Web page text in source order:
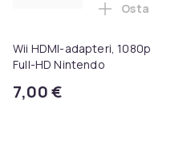
Wii HDMI-adapteri, 1080p
Full-HD Nintendo
7,00 €
Lisää Wii
Osta